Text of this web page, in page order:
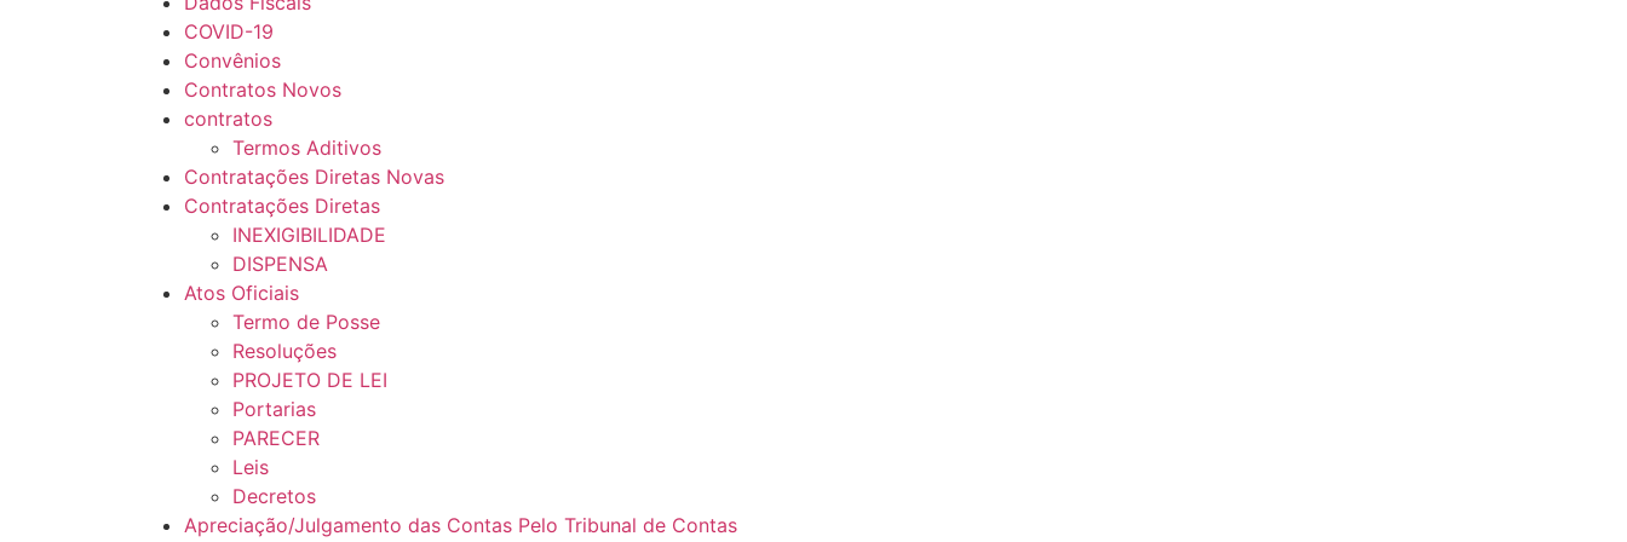
COVID-19
Convênios
Contratos Novos
contratos
Termos Aditivos
Contratações Diretas Novas
Contratações Diretas
INEXIGIBILIDADE
DISPENSA
Atos Oficiais
Termo de Posse
Resoluções
PROJETO DE LEI
Portarias
PARECER
Leis
Decretos
Apreciação/Julgamento das Contas Pelo Tribunal de Contas